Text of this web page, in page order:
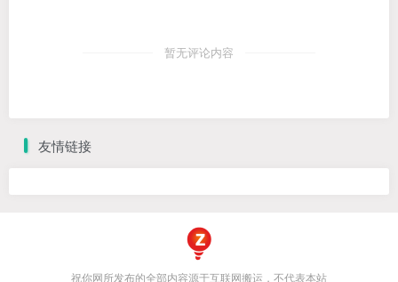
暂无评论内容
友情链接
祝你网所发布的全部内容源于互联网搬运，不代表本站